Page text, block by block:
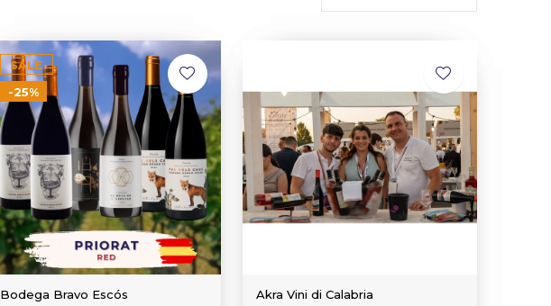
SALE
-25%
Bodega Bravo Escós Akra Vini di Calabria